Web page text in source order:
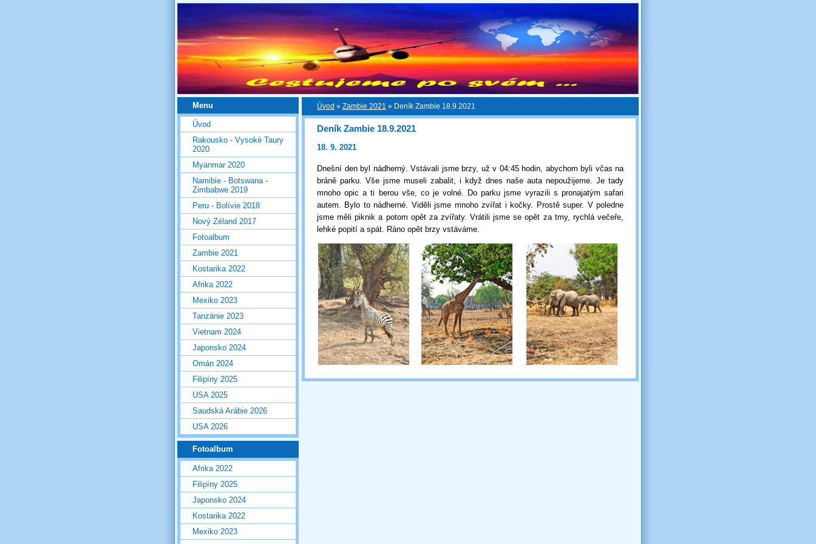
Úvod » Zambie 2021 » Deník Zambie 18.9.2021
Deník Zambie 18.9.2021
18. 9. 2021
Dnešní den byl nádherný. Vstávali jsme brzy, už v 04:45 hodin, abychom byli včas na
bráně parku. Vše jsme museli zabalit, i když dnes naše auta nepoužijeme. Je tady
mnoho opic a ti berou vše, co je volné. Do parku jsme vyrazili s pronajatým safari
autem. Bylo to nádherné. Viděli jsme mnoho zvířat i kočky. Prostě super. V poledne
jsme měli piknik a potom opět za zvířaty. Vrátili jsme se opět za tmy, rychlá večeře,
lehké popití a spát. Ràno opět brzy vstáváme.
Menu
Úvod
Rakousko - Vysoké Taury
2020
Myanmar 2020
Namibie - Botswana -
Zimbabwe 2019
Peru - Bolívie 2018
Nový Zéland 2017
Fotoalbum
Zambie 2021
Kostarika 2022
Afrika 2022
Mexiko 2023
Tanzánie 2023
Vietnam 2024
Japonsko 2024
Omán 2024
Filipíny 2025
USA 2025
Saudská Arábie 2026
USA 2026
Fotoalbum
Afrika 2022
Filipíny 2025
Japonsko 2024
Kostarika 2022
Mexiko 2023